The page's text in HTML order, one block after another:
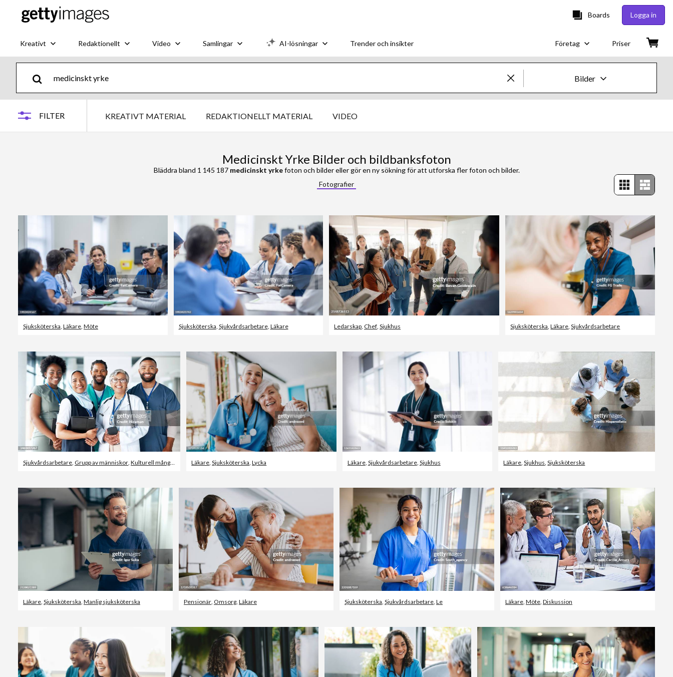
Boards Logga in
Kreativt Redaktionellt Video Samlingar AI-lösningar Trender och insikter Företag Priser
Bilder
Kreativt
Redaktionellt
FILTER KREATIVT MATERIAL REDAKTIONELLT MATERIAL VIDEO
Medicinskt Yrke Bilder och bildbanksfoton
Bläddra bland 1 145 187 medicinskt yrkefoton och bilder eller gör en ny sökning för att utforska fler foton och bilder.
Fotografier
Sjuksköterska Läkare Möte Sjuksköterska Sjukvårdsarbetare, Läkare Ledarskap Chef ,Sjukhus Sjuksköterska ,Läkare ,Sjukvårdsarbetare
Sjukvårdsarbetare Grupp av människor Kulturell mångfald Läkare ,Sjuksköterska ,Lycka Läkare, Sjukvårdsarbetare, Sjukhus Läkare ,Sjukhus ,Sjuksköterska
Läkare Sjuksköterska Manlig sjuksköterska Pensionär Omsorg Läkare Sjuksköterska Sjukvårdsarbetare Le Läkare Möte Diskussion